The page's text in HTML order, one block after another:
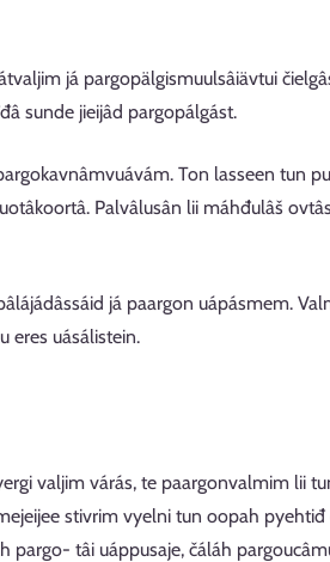
já pargopälgismuulsâiävtui
sunde jieijâd pargopálgást.
Ton lasseen tun
Palvâlusân lii máhđulâš
já paargon uápásmem.
eres uásálistein.
valjim várás, te paargonvalmim lii
stivrim vyelni tun oopah
pargo- tâi uáppusaje, čáláh